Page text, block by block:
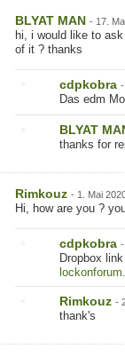
BLYAT MAN - 17.
hi, i would like to
of it ? thanks
cdpkobra -
Das edm
BLYAT
thanks for
Rimkouz - 1. Mai
Hi, how are you ?
cdpkobra -
Dropbox
Rimkouz -
thank's